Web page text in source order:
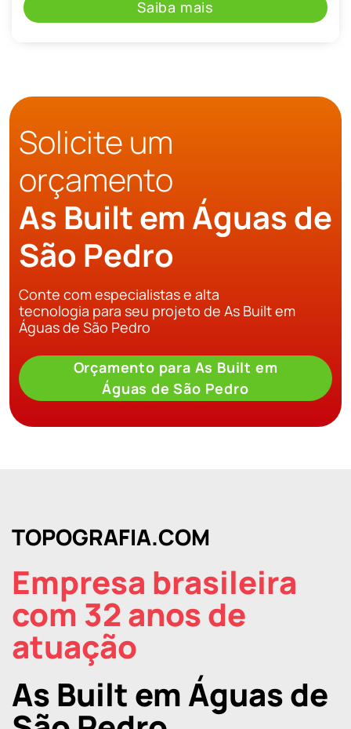
Saiba mais
Solicite um
orçamento
As Built em Águas de
São Pedro
Conte com especialistas e alta
tecnologia para seu projeto de As Built em
Águas de São Pedro
Orçamento para As Built em
Águas de São Pedro
TOPOGRAFIA.COM
Empresa brasileira
com 32 anos de
atuação
As Built em Águas de